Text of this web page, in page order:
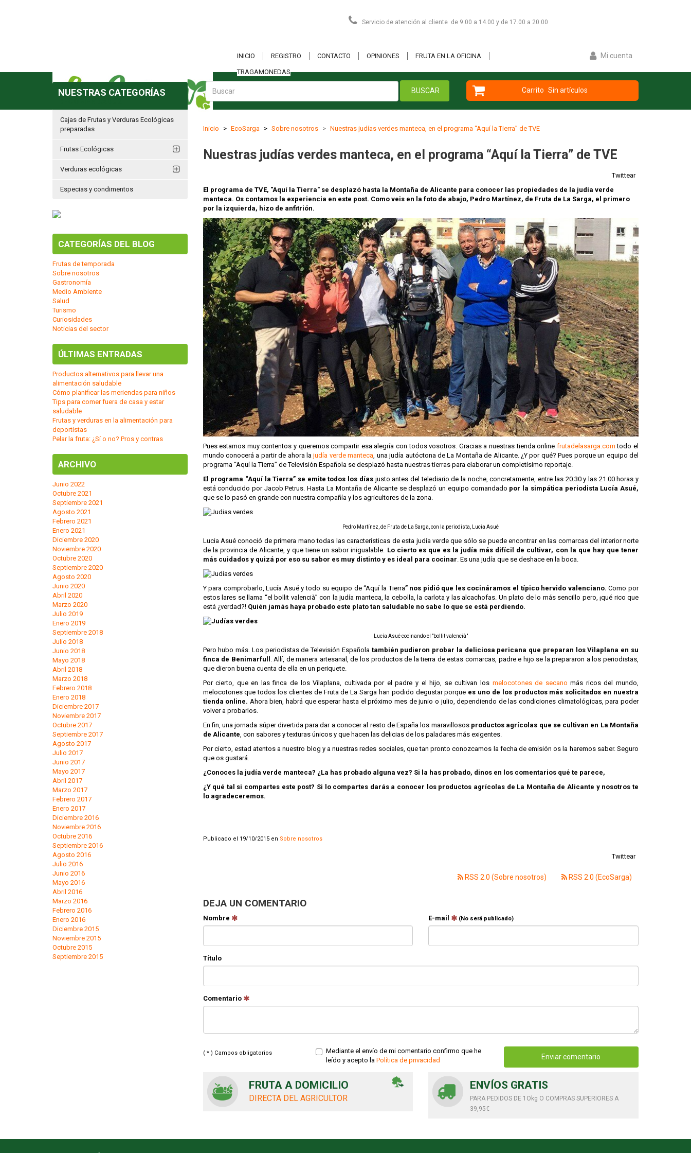
Servicio de atención al cliente de 9.00 a 14.00 y de 17.00 a 20.00
Mi cuenta
INICIO REGISTRO CONTACTO OPINIONES FRUTA EN LA OFICINA
TRAGAMONEDAS
BUSCAR Carrito Sin artículos
Inicio EcoSarga Sobre nosotros Nuestras judías verdes manteca, en el programa “Aquí la Tierra” de TVE
Nuestras judías verdes manteca, en el programa “Aquí la Tierra” de TVE
Twittear
El programa de TVE, "Aquí la Tierra" se desplazó hasta la Montaña de Alicante para conocer las propiedades de la judía verde
manteca. Os contamos la experiencia en este post. Como veis en la foto de abajo, Pedro Martínez, de Fruta de La Sarga, el primero
por la izquierda, hizo de anfitrión.
Pues estamos muy contentos y queremos compartir esa alegría con todos vosotros. Gracias a nuestras tienda online frutadelasarga.com todo el
mundo conocerá a partir de ahora lajudía verde manteca , una judía autóctona de La Montaña de Alicante. ¿Y por qué? Pues porque un equipo del
programa “Aquí la Tierra” de Televisión Española se desplazó hasta nuestras tierras para elaborar un completísimo reportaje.
El programa “Aquí la Tierra” se emite todos los díasjusto antes del telediario de la noche, concretamente, entre las 20.30 y las 21.00 horas y
está conducido por Jacob Petrus. Hasta La Montaña de Alicante se desplazó un equipo comandado por la simpática periodista Lucía Asué,
que se lo pasó en grande con nuestra compañía y los agricultores de la zona.
Pedro Martínez, de Fruta de La Sarga, con la periodista, Lucia Asué
Lucia Asué conoció de primera mano todas las características de esta judía verde que sólo se puede encontrar en las comarcas del interior norte
de la provincia de Alicante, y que tiene un sabor inigualable. Lo cierto es que es la judía más difícil de cultivar, con la que hay que tener
más cuidados y quizá por eso su sabor es muy distinto y es ideal para cocinar . Es una judía que se deshace en la boca.
Y para comprobarlo, Lucía Asué y todo su equipo de “Aquí la Tierra” nos pidió que les cocináramos el típico hervido valenciano. Como por
estos lares se llama “el bollit valencià” con la judía manteca, la cebolla, la carlota y las alcachofas. Un plato de lo más sencillo pero, ¡qué rico que
está ¿verdad?! Quién jamás haya probado este plato tan saludable no sabe lo que se está perdiendo.
Lucía Asué cocinando el "bollit valencià"
Pero hubo más. Los periodistas de Televisión Española también pudieron probar la deliciosa pericana que preparan los Vilaplana en su
finca de Benimarfull
. Allí, de manera artesanal, de los productos de la tierra de estas comarcas, padre e hijo se la prepararon a los periodistas,
que dieron buena cuenta de ella en un periquete.
Por cierto, que en las finca de los Vilaplana, cultivada por el padre y el hijo, se cultivan los melocotones de secano más ricos del mundo,
melocotones que todos los clientes de Fruta de La Sarga han podido degustar porque es uno de los productos más solicitados en nuestra
tienda online. Ahora bien, habrá que esperar hasta el próximo mes de junio o julio, dependiendo de las condiciones climatológicas, para poder
volver a probarlos.
En fin, una jornada súper divertida para dar a conocer al resto de España los maravillosos productos agrícolas que se cultivan en La Montaña
de Alicante , con sabores y texturas únicos y que hacen las delicias de los paladares más exigentes.
Por cierto, estad atentos a nuestro blog y a nuestras redes sociales, que tan pronto conozcamos la fecha de emisión os la haremos saber. Seguro
que os gustará.
¿Conoces la judía verde manteca? ¿La has probado alguna vez? Si la has probado, dinos en los comentarios qué te parece,
¿Y qué tal si compartes este post? Si lo compartes darás a conocer los productos agrícolas de La Montaña de Alicante y nosotros te
lo agradeceremos.
Publicado el 19/10/2015 en Sobre nosotros
Twittear
RSS 2.0 (Sobre nosotros) RSS 2.0 (EcoSarga)
DEJA UN COMENTARIO
Nombre E-mail (No será publicado)
Título
Comentario
( * ) Campos obligatorios
Mediante el envío de mi comentario confirmo que he
leído y acepto la Política de privacidad Enviar comentario
FRUTA A DOMICILIO
DIRECTA DEL AGRICULTOR
ENVÍOS GRATIS
PARA PEDIDOS DE 1Okg O COMPRAS SUPERIORES A
39,95€
Cajas de Frutas y Verduras Ecológicas
preparadas
Frutas Ecológicas
Verduras ecológicas
Especias y condimentos
CATEGORÍAS DEL BLOG
Frutas de temporada
Sobre nosotros
Gastronomía
Medio Ambiente
Salud
Turismo
Curiosidades
Noticias del sector
ÚLTIMAS ENTRADAS
Productos alternativos para llevar una
alimentación saludable
Cómo planificar las meriendas para niños
Tips para comer fuera de casa y estar
saludable
Frutas y verduras en la alimentación para
deportistas
Pelar la fruta: ¿Sí o no? Pros y contras
ARCHIVO
Junio 2022
Octubre 2021
Septiembre 2021
Agosto 2021
Febrero 2021
Enero 2021
Diciembre 2020
Noviembre 2020
Octubre 2020
Septiembre 2020
Agosto 2020
Junio 2020
Abril 2020
Marzo 2020
Julio 2019
Enero 2019
Septiembre 2018
Julio 2018
Junio 2018
Mayo 2018
Abril 2018
Marzo 2018
Febrero 2018
Enero 2018
Diciembre 2017
Noviembre 2017
Octubre 2017
Septiembre 2017
Agosto 2017
Julio 2017
Junio 2017
Mayo 2017
Abril 2017
Marzo 2017
Febrero 2017
Enero 2017
Diciembre 2016
Noviembre 2016
Octubre 2016
Septiembre 2016
Agosto 2016
Julio 2016
Junio 2016
Mayo 2016
Abril 2016
Marzo 2016
Febrero 2016
Enero 2016
Diciembre 2015
Noviembre 2015
Octubre 2015
Septiembre 2015